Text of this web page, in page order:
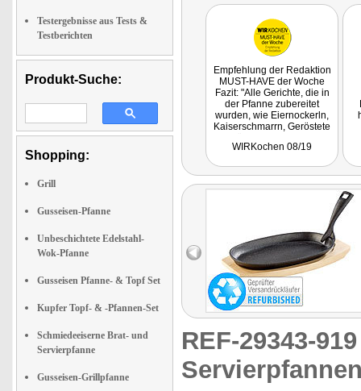
Testergebnisse aus Tests &
Testberichten
Produkt-Suche:
Shopping:
Grill
Gusseisen-Pfanne
Unbeschichtete Edelstahl-
Wok-Pfanne
Gusseisen Pfanne- & Topf Set
Kupfer Topf- & -Pfannen-Set
Schmiedeeiserne Brat- und
Servierpfanne
Gusseisen-Grillpfanne
Empfehlung der Redaktion
MUST-HAVE der Woche
Fazit: "Alle Gerichte, die in
der Pfanne zubereitet
wurden, wie Eiernockerln,
Kaiserschmarrn, Geröstete
Eierschwammerl-Gröstl,
einfach nur Bratkartoffeln
Pfanne wirklich ideal ist. Die
Handumdrehen gemacht.
Variieren Sie Zutaten, die
gerade zuhause vorrätig
sind, würzen diese und
zaubern Sie mit der
Pfannen neue, individuelle
Gerichte!"
Getestet wurde NC-2900.
WIRKochen 08/19
REF-29343-